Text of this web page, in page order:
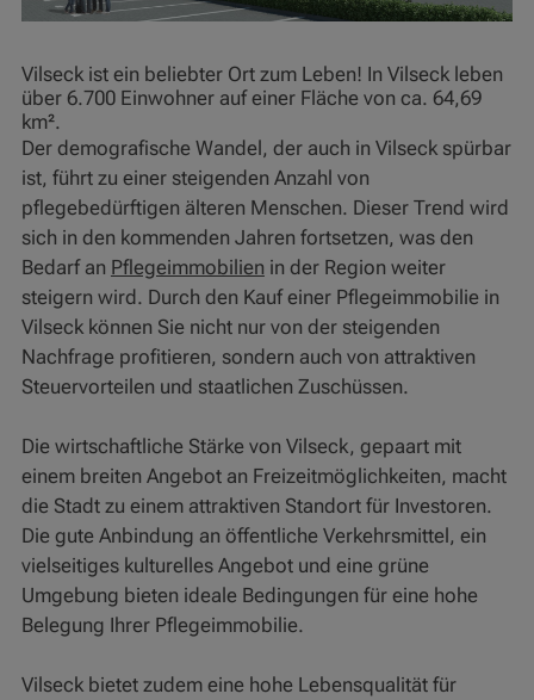
Vilseck ist ein beliebter Ort zum Leben! In Vilseck leben
über 6.700 Einwohner auf einer Fläche von ca. 64,69
km².
Der demografische Wandel, der auch in Vilseck spürbar
ist, führt zu einer steigenden Anzahl von
pflegebedürftigen älteren Menschen. Dieser Trend wird
sich in den kommenden Jahren fortsetzen, was den
Bedarf an Pflegeimmobilien in der Region weiter
steigern wird. Durch den Kauf einer Pflegeimmobilie in
Vilseck können Sie nicht nur von der steigenden
Nachfrage profitieren, sondern auch von attraktiven
Steuervorteilen und staatlichen Zuschüssen.
Die wirtschaftliche Stärke von Vilseck, gepaart mit
einem breiten Angebot an Freizeitmöglichkeiten, macht
die Stadt zu einem attraktiven Standort für Investoren.
Die gute Anbindung an öffentliche Verkehrsmittel, ein
vielseitiges kulturelles Angebot und eine grüne
Umgebung bieten ideale Bedingungen für eine hohe
Belegung Ihrer Pflegeimmobilie.
Vilseck bietet zudem eine hohe Lebensqualität für